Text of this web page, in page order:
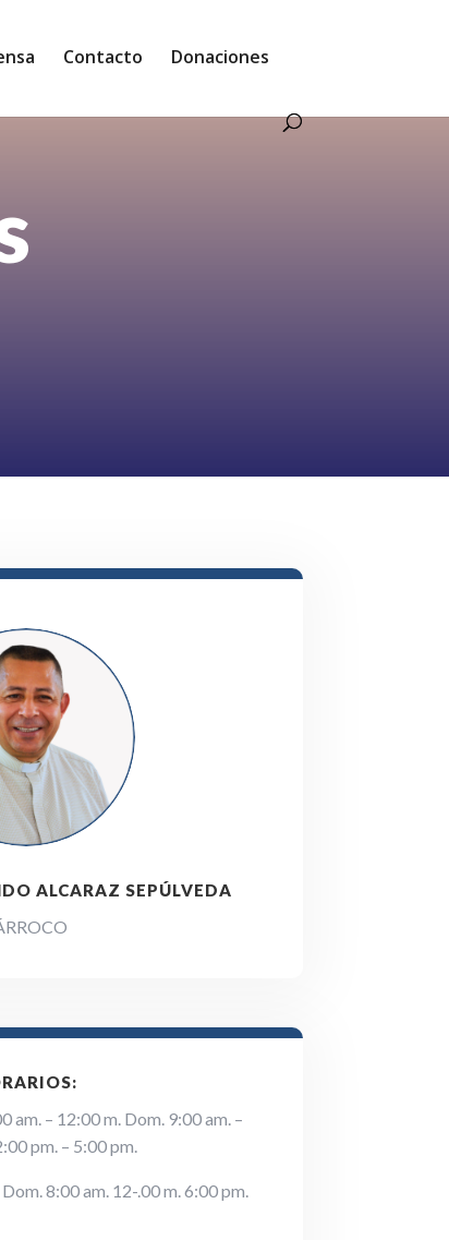
Contacto Donaciones
ALCARAZ SEPÚLVEDA
am. – 12:00 m. Dom. 9:00 am. –
pm. – 5:00 pm.
Dom. 8:00 am. 12-.00 m. 6:00 pm.